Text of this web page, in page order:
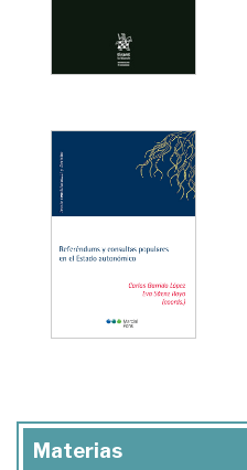
Materias